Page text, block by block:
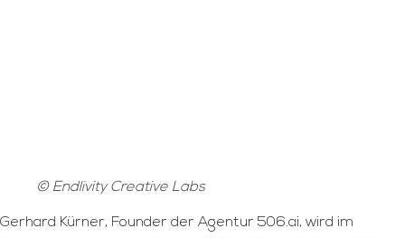
© Endlivity Creative Labs
Gerhard Kürner, Founder der Agentur 506.ai, wird im